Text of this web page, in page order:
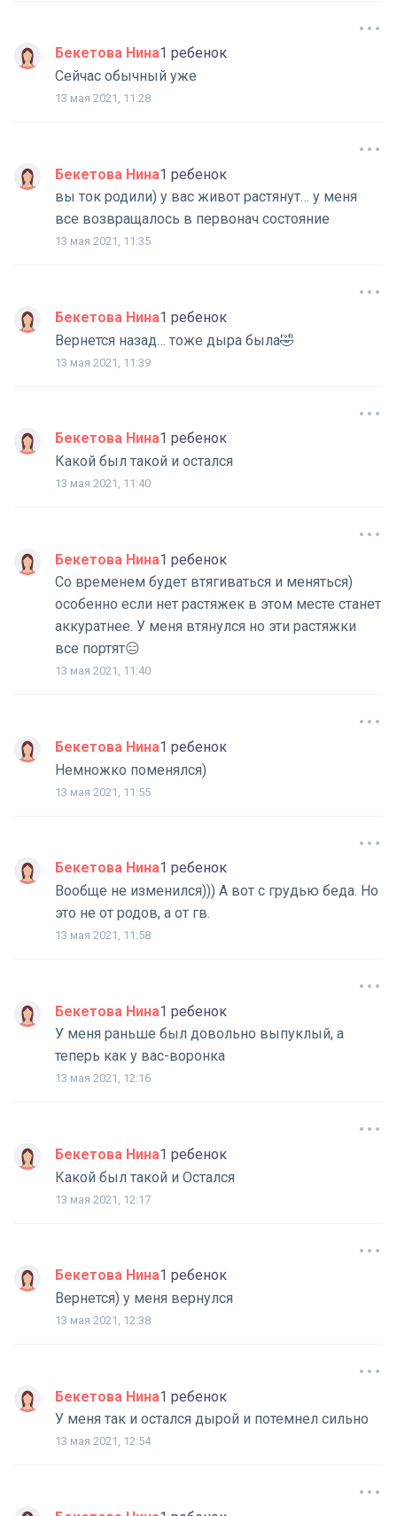
Бекетова Нина1 ребенок
Сейчас обычный уже
13 мая 2021, 11:28
Бекетова Нина1 ребенок
вы ток родили) у вас живот растянут… у меня
все возвращалось в первонач состояние
13 мая 2021, 11:35
Бекетова Нина1 ребенок
Вернется назад… тоже дыра была🤣
13 мая 2021, 11:39
Бекетова Нина1 ребенок
Какой был такой и остался
13 мая 2021, 11:40
Бекетова Нина1 ребенок
Со временем будет втягиваться и меняться)
особенно если нет растяжек в этом месте станет
аккуратнее. У меня втянулся но эти растяжки
все портят😑
13 мая 2021, 11:40
Бекетова Нина1 ребенок
Немножко поменялся)
13 мая 2021, 11:55
Бекетова Нина1 ребенок
Вообще не изменился))) А вот с грудью беда. Но
это не от родов, а от гв.
13 мая 2021, 11:58
Бекетова Нина1 ребенок
У меня раньше был довольно выпуклый, а
теперь как у вас-воронка
13 мая 2021, 12:16
Бекетова Нина1 ребенок
Какой был такой и Остался
13 мая 2021, 12:17
Бекетова Нина1 ребенок
Вернется) у меня вернулся
13 мая 2021, 12:38
Бекетова Нина1 ребенок
У меня так и остался дырой и потемнел сильно
13 мая 2021, 12:54